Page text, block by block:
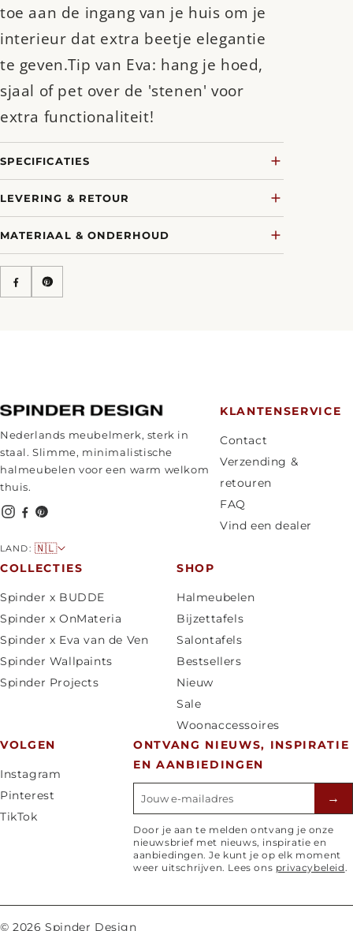
toe aan de ingang van je huis om je
interieur dat extra beetje elegantie
te geven.Tip van Eva: hang je hoed,
sjaal of pet over de 'stenen' voor
extra functionaliteit!
SPECIFICATIES
LEVERING & RETOUR
MATERIAAL & ONDERHOUD
Nederlands meubelmerk, sterk in
staal. Slimme, minimalistische
halmeubelen voor een warm welkom
thuis.
LAND: L
a
/
r
e
g
🇳🇱
KLANTENSERVICE
Contact
Verzending &
retouren
FAQ
Vind een dealer
COLLECTIES
Spinder x BUDDE
Spinder x OnMateria
Spinder x Eva van de Ven
Spinder Wallpaints
Spinder Projects
SHOP
Halmeubelen
Bijzettafels
Salontafels
Bestsellers
Nieuw
Sale
Woonaccessoires
VOLGEN
Instagram
Pinterest
TikTok
ONTVANG NIEUWS, INSPIRATIE
EN AANBIEDINGEN
E-mailadres →
Door je aan te melden ontvang je onze
nieuwsbrief met nieuws, inspiratie en
aanbiedingen. Je kunt je op elk moment
weer uitschrijven. Lees ons privacybeleid.
© 2026 Spinder Design